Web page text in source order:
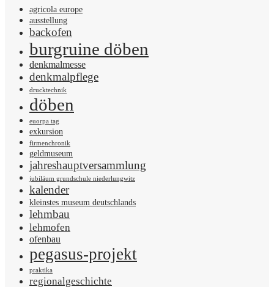
agricola europe
ausstellung
backofen
burgruine döben
denkmalmesse
denkmalpflege
drucktechnik
döben
euorpa tag
exkursion
firmenchronik
geldmuseum
jahreshauptversammlung
jubiläum grundschule niederlungwitz
kalender
kleinstes museum deutschlands
lehmbau
lehmofen
ofenbau
pegasus-projekt
praktika
regionalgeschichte